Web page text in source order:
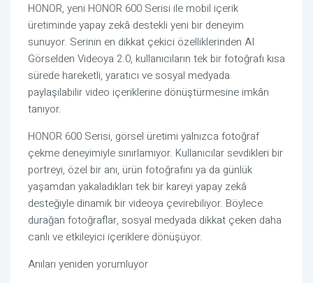
HONOR, yeni HONOR 600 Serisi ile mobil içerik
üretiminde yapay zekâ destekli yeni bir deneyim
sunuyor. Serinin en dikkat çekici özelliklerinden AI
Görselden Videoya 2.0, kullanıcıların tek bir fotoğrafı kısa
sürede hareketli, yaratıcı ve sosyal medyada
paylaşılabilir video içeriklerine dönüştürmesine imkân
tanıyor.
HONOR 600 Serisi, görsel üretimi yalnızca fotoğraf
çekme deneyimiyle sınırlamıyor. Kullanıcılar sevdikleri bir
portreyi, özel bir anı, ürün fotoğrafını ya da günlük
yaşamdan yakaladıkları tek bir kareyi yapay zekâ
desteğiyle dinamik bir videoya çevirebiliyor. Böylece
durağan fotoğraflar, sosyal medyada dikkat çeken daha
canlı ve etkileyici içeriklere dönüşüyor.
Anıları yeniden yorumluyor